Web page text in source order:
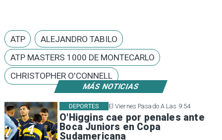
MÁS NOTICIAS
El Viernes Pasado A Las 9:54
O'Higgins cae por penales ante
Boca Juniors en Copa
Sudamericana
DEPORTES
ATP
ALEJANDRO TABILO
ATP MASTERS 1000 DE MONTECARLO
CHRISTOPHER O'CONNELL